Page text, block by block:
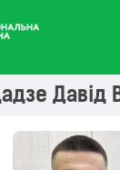
Давід